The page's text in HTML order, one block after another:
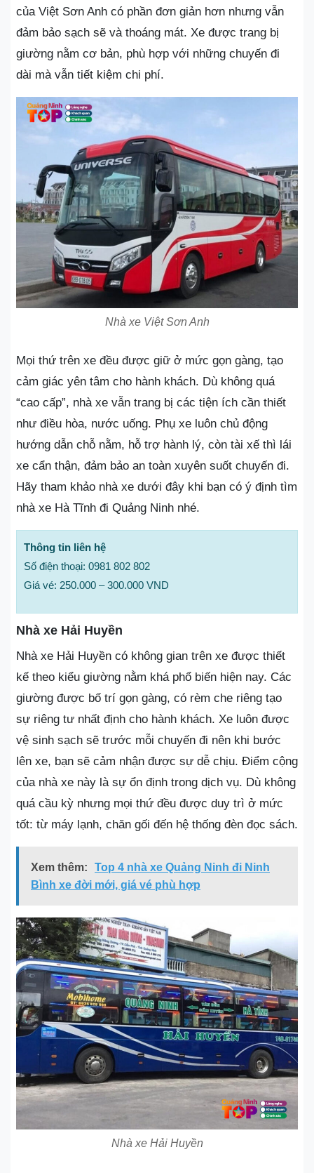
của Việt Sơn Anh có phần đơn giản hơn nhưng vẫn
đảm bảo sạch sẽ và thoáng mát. Xe được trang bị
giường nằm cơ bản, phù hợp với những chuyến đi
dài mà vẫn tiết kiệm chi phí.
Nhà xe Việt Sơn Anh
Mọi thứ trên xe đều được giữ ở mức gọn gàng, tạo
cảm giác yên tâm cho hành khách. Dù không quá
“cao cấp”, nhà xe vẫn trang bị các tiện ích cần thiết
như điều hòa, nước uống. Phụ xe luôn chủ động
hướng dẫn chỗ nằm, hỗ trợ hành lý, còn tài xế thì lái
xe cẩn thận, đảm bảo an toàn xuyên suốt chuyến đi.
Hãy tham khảo nhà xe dưới đây khi bạn có ý định tìm
nhà xe Hà Tĩnh đi Quảng Ninh nhé.
Thông tin liên hệ
Số điện thoại: 0981 802 802
Giá vé: 250.000 – 300.000 VND
Nhà xe Hải Huyền
Nhà xe Hải Huyền có không gian trên xe được thiết
kế theo kiểu giường nằm khá phổ biến hiện nay. Các
giường được bố trí gọn gàng, có rèm che riêng tạo
sự riêng tư nhất định cho hành khách. Xe luôn được
vệ sinh sạch sẽ trước mỗi chuyến đi nên khi bước
lên xe, bạn sẽ cảm nhận được sự dễ chịu. Điểm cộng
của nhà xe này là sự ổn định trong dịch vụ. Dù không
quá cầu kỳ nhưng mọi thứ đều được duy trì ở mức
tốt: từ máy lạnh, chăn gối đến hệ thống đèn đọc sách.
Xem thêm:
Top 4 nhà xe Quảng Ninh đi Ninh
Bình xe đời mới, giá vé phù hợp
Nhà xe Hải Huyền